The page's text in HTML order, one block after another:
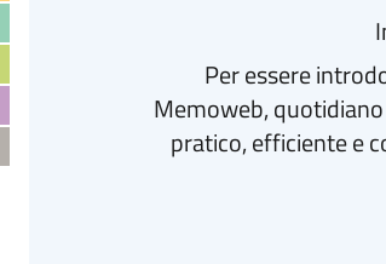
Per essere
Memoweb,
pratico, efficiente e